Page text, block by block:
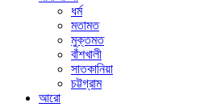
ধর্ম
মতামত
মুক্তমত
বাঁশখালী
সাতকানিয়া
চট্টগ্রাম
আরো